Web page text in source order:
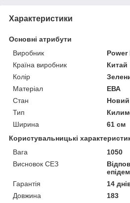
Характеристики
Основні атрибути
Виробник
Power
Країна виробник
Китай
Колір
Матеріал
ЕВА
Стан
Новий
Тип
Ширина
61 см
Користувальницькі
Вага
1050
Висновок СЕЗ
Гарантія
14
Довжина
183